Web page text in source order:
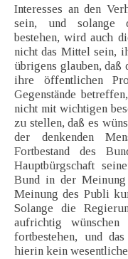
Interesses an den
sein, und solange
bestehen, wird auch
nicht das Mittel sein,
übrigens glauben, daß
ihre öffentlichen
Gegenstände
nicht mit wichtigen
zu stellen, daß es
der denkenden
Fortbestand des
Hauptbürgschaft
Bund in der
Meinung des Publi
Solange die
aufrichtig
fortbestehen, und
hierin kein